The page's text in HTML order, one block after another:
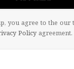
you agree to the our
Policy agreement.